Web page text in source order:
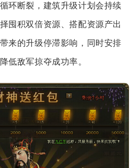
环断裂，建筑升级计划会持续
囤积双倍资源、搭配资源产出
来的升级停滞影响，同时安排
低敌军掠夺成功率。